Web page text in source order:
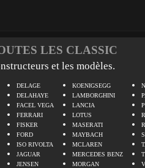
LES CLASSIC
et les modèles.
DELAGE
DELAHAYE
FACEL VEGA
FERRARI
FISKER
FORD
ISO RIVOLTA
JAGUAR
JENSEN
KOENIGSEGG
LAMBORGHINI
LANCIA
LOTUS
MASERATI
MAYBACH
MCLAREN
MERCEDES BENZ
MORGAN